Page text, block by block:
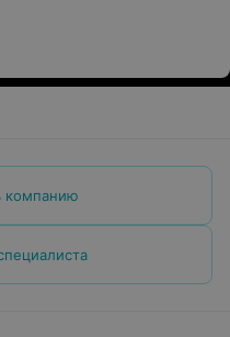
Аршановичу. Год
заболеванием, от
была оказана вся
сделали все
на ноги. Спасибо им
компанию